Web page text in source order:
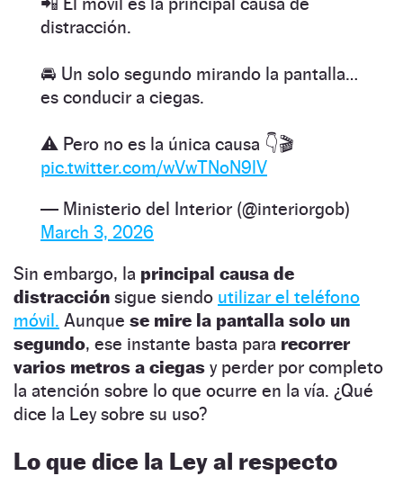
distracción.
🚘 Un solo segundo mirando la pantalla…
es conducir a ciegas.
⚠️ Pero no es la única causa 👇🎬
pic.twitter.com/wVwTNoN9lV
— Ministerio del Interior (@interiorgob)
March 3, 2026
Sin embargo, la principal causa de
distracción sigue siendo utilizar el teléfono
móvil. Aunque se mire la pantalla solo un
segundo, ese instante basta para recorrer
varios metros a ciegas y perder por completo
la atención sobre lo que ocurre en la vía. ¿Qué
dice la Ley sobre su uso?
Lo que dice la Ley al respecto